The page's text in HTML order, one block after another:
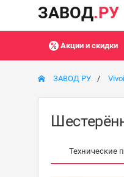
ЗАВОД.РУ
Акции и скидки
ЗАВОД РУ
Технические